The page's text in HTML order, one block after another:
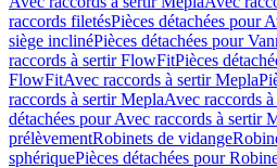
raccords filetésPièces détachées pour
siège inclinéPièces détachées pour
raccords à sertir FlowFitPièces
FlowFitAvec raccords à sertir Mepla
raccords à sertir MeplaAvec raccords
détachées pour Avec raccords à sertir
prélèvementRobinets de vidange
sphériquePièces détachées pour